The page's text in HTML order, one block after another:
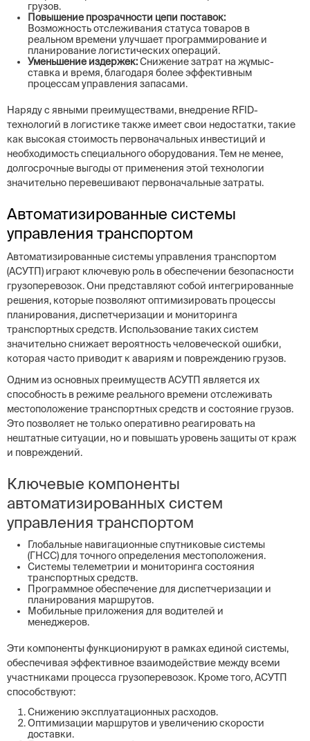
грузов.
Повышение прозрачности цепи поставок:
Возможность отслеживания статуса товаров в
реальном времени улучшает программирование и
планирование логистических операций.
Уменьшение издержек:Снижение затрат на жұмыс-
ставка и время, благодаря более эффективным
процессам управления запасами.
Наряду с явными преимуществами, внедрение RFID-
технологий в логистике также имеет свои недостатки, такие
как высокая стоимость первоначальных инвестиций и
необходимость специального оборудования. Тем не менее,
долгосрочные выгоды от применения этой технологии
значительно перевешивают первоначальные затраты.
Автоматизированные системы
управления транспортом
Автоматизированные системы управления транспортом
(АСУТП) играют ключевую роль в обеспечении безопасности
грузоперевозок. Они представляют собой интегрированные
решения, которые позволяют оптимизировать процессы
планирования, диспетчеризации и мониторинга
транспортных средств. Использование таких систем
значительно снижает вероятность человеческой ошибки,
которая часто приводит к авариям и повреждению грузов.
Одним из основных преимуществ АСУТП является их
способность в режиме реального времени отслеживать
местоположение транспортных средств и состояние грузов.
Это позволяет не только оперативно реагировать на
нештатные ситуации, но и повышать уровень защиты от краж
и повреждений.
Ключевые компоненты
автоматизированных систем
управления транспортом
Глобальные навигационные спутниковые системы
(ГНСС) для точного определения местоположения.
Системы телеметрии и мониторинга состояния
транспортных средств.
Программное обеспечение для диспетчеризации и
планирования маршрутов.
Мобильные приложения для водителей и
менеджеров.
Эти компоненты функционируют в рамках единой системы,
обеспечивая эффективное взаимодействие между всеми
участниками процесса грузоперевозок. Кроме того, АСУТП
способствуют:
Снижению эксплуатационных расходов.
Оптимизации маршрутов и увеличению скорости
доставки.